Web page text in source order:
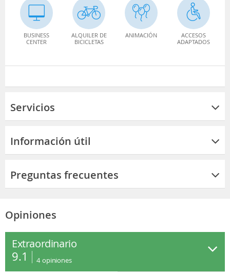
BUSINESS
CENTER
ALQUILER DE
BICICLETAS
ANIMACIÓN
ACCESOS
ADAPTADOS
Servicios
Información útil
Preguntas frecuentes
Opiniones
Extraordinario
9.1 4 opiniones